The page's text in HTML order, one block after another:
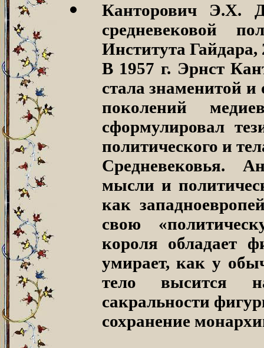
Канторович Э.Х.
средневековой
Института Гайдара,
В 1957 г. Эрнст
стала знаменитой
поколений
сформулировал
политического и
Средневековья.
мысли и
как
свою
короля обладает
умирает, как у
тело высится
сакральности
сохранение